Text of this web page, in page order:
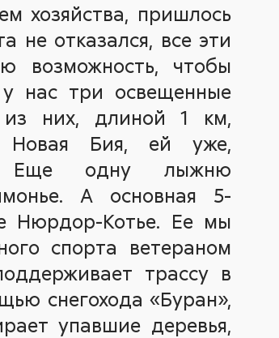
хозяйства, пришлось
не отказался, все эти
возможность, чтобы
нас три освещенные
них, длиной 1 км,
Новая Бия, ей уже,
Еще одну лыжню
А основная 5-
Нюрдор-Котье. Ее мы
спорта ветераном
трассу в
снегохода «Буран»,
упавшие деревья,